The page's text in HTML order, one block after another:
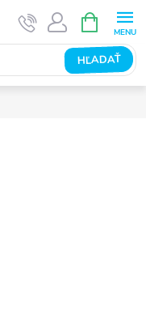
HĽADAŤ
KOŠÍK